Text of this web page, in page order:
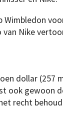
Wimbledon
Nike
dollar (257
ook gewoon
recht